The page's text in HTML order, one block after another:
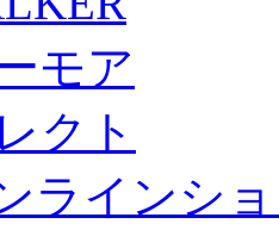
モア
クト
ラインシ